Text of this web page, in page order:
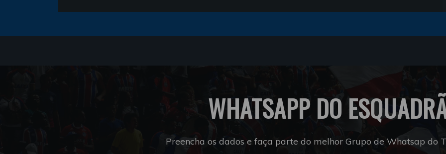
WHATSAPP DO
Preencha os dados e faça parte do melhor Grupo de Whatsap do